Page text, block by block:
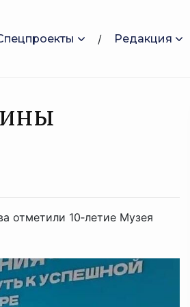
Редакция
отметили 10‑летие Музея